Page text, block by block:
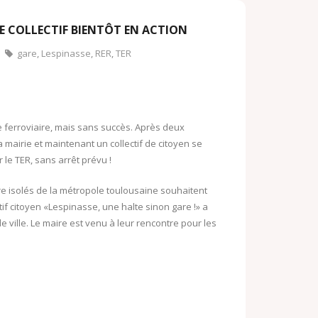
COLLECTIF BIENTÔT EN ACTION
gare, Lespinasse, RER,TER
ferroviaire, mais sans succès. Après deux
et maintenant un collectif de citoyen se
TER, sans arrêt prévu !
isolés de la métropole toulousaine souhaitent
citoyen «Lespinasse, une halte sinon gare !» a
ville. Le maire est venu à leur rencontre pour les